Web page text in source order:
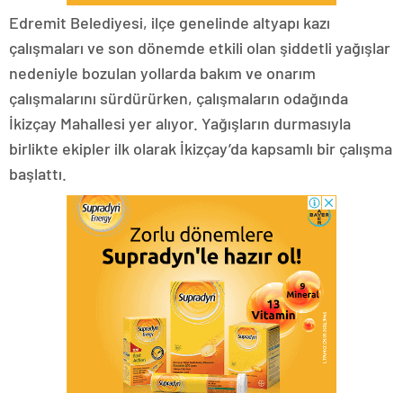
Edremit Belediyesi, ilçe genelinde altyapı kazı
çalışmaları ve son dönemde etkili olan şiddetli yağışlar
nedeniyle bozulan yollarda bakım ve onarım
çalışmalarını sürdürürken, çalışmaların odağında
İkizçay Mahallesi yer alıyor. Yağışların durmasıyla
birlikte ekipler ilk olarak İkizçay’da kapsamlı bir çalışma
başlattı.